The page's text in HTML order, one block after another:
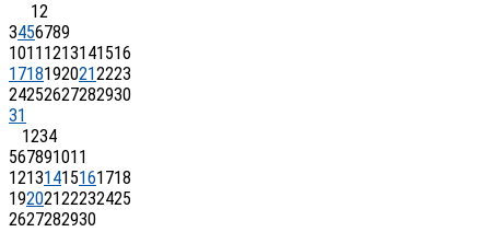
12
3456789
1011 1213141516
17181920212223
24252627282930
31
1234
567891011
12131415161718
19202122232425
2627282930